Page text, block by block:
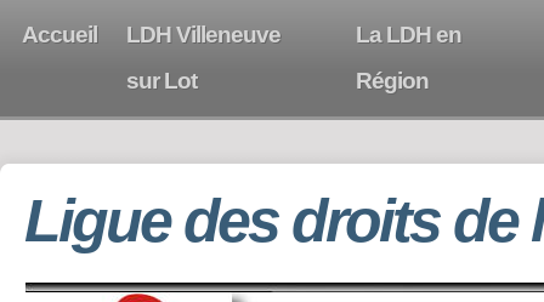
Accueil
LDH Villeneuve
sur Lot
La LDH en
Région
Ligue des droits de